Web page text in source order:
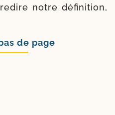
notre défi­ni­tion,
de page